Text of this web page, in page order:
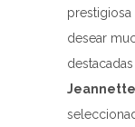
desear